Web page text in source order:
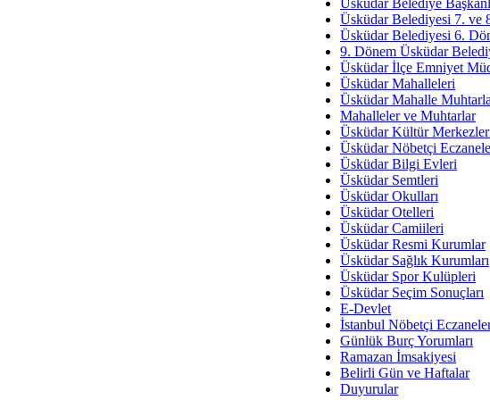
İmar Sorunlarının Genel
Arakan
Bayramın
Ruhsal
Üsküdar
Üsküdar Belediye
Üsküdar Belediyesi 7. ve
Üsküdar Belediyesi 6.
9. Dönem Üsküdar
Üsküdar İlçe Emniyet
Üsküdar Mahalleleri
Üsküdar Mahalle
Mahalleler ve Muhtarlar
Üsküdar Kültür
Üsküdar Nöbetçi
Üsküdar Bilgi Evleri
Üsküdar Semtleri
Üsküdar Okulları
Üsküdar Otelleri
Üsküdar Camiileri
Üsküdar Resmi Kurumlar
Üsküdar Sağlık Kurumları
Üsküdar Spor Kulüpleri
Üsküdar Seçim Sonuçları
E-Devlet
İstanbul Nöbetçi
Günlük Burç Yorumları
Ramazan İmsakiyesi
Belirli Gün ve Haftalar
Duyurular